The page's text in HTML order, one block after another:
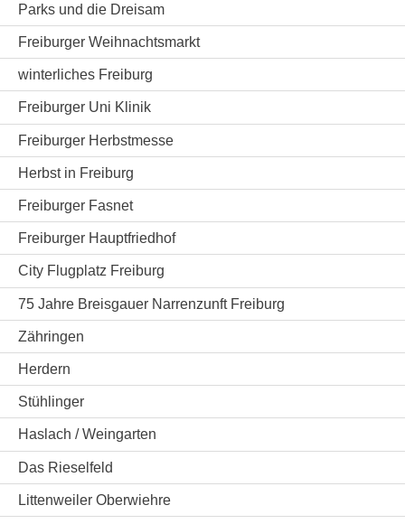
Parks und die Dreisam
Freiburger Weihnachtsmarkt
winterliches Freiburg
Freiburger Uni Klinik
Freiburger Herbstmesse
Herbst in Freiburg
Freiburger Fasnet
Freiburger Hauptfriedhof
City Flugplatz Freiburg
75 Jahre Breisgauer Narrenzunft Freiburg
Zähringen
Herdern
Stühlinger
Haslach / Weingarten
Das Rieselfeld
Littenweiler Oberwiehre